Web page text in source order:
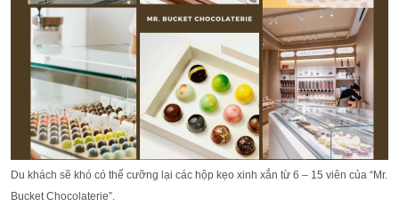
Du khách sẽ khó có thể cưỡng lại các hộp kẹo xinh xắn từ 6 – 15 viên của “Mr.
Bucket Chocolaterie”.